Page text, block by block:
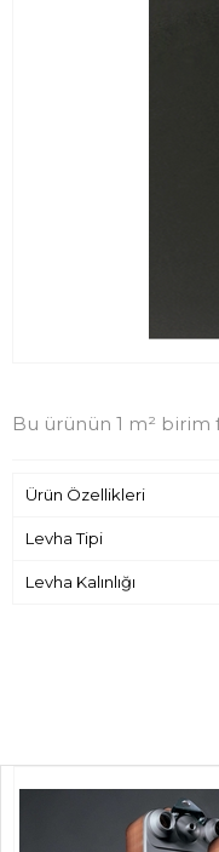
Bu ürünün 1 m² birim
Ürün Özellikleri
Levha Tipi
Levha Kalınlığı